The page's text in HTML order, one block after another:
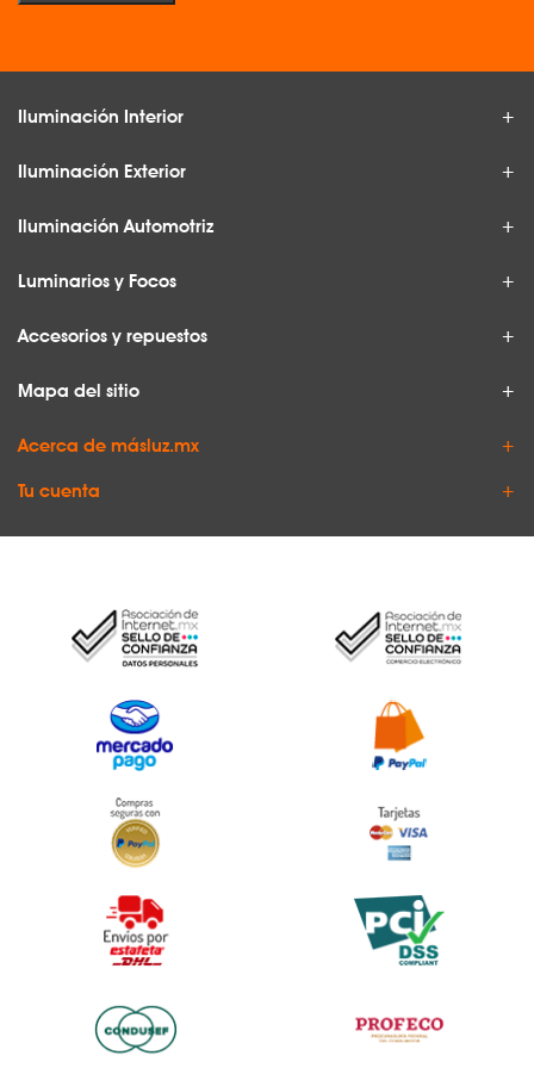
Iluminación Interior
Iluminación Exterior
Iluminación Automotriz
Luminarios y Focos
Accesorios y repuestos
Mapa del sitio
Acerca de másluz.mx
Tu cuenta